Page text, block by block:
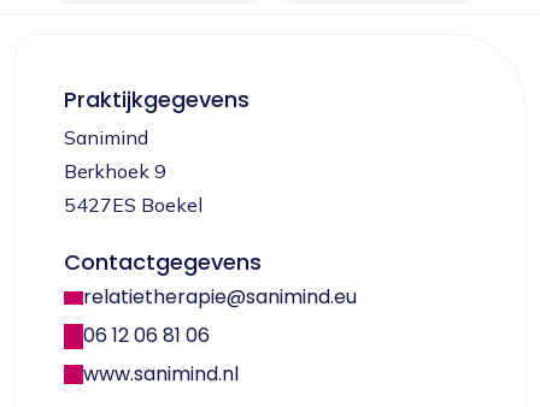
Praktijkgegevens
Sanimind
Berkhoek 9
5427ES Boekel
Contactgegevens
relatietherapie@sanimind.eu
06 12 06 81 06
www.sanimind.nl